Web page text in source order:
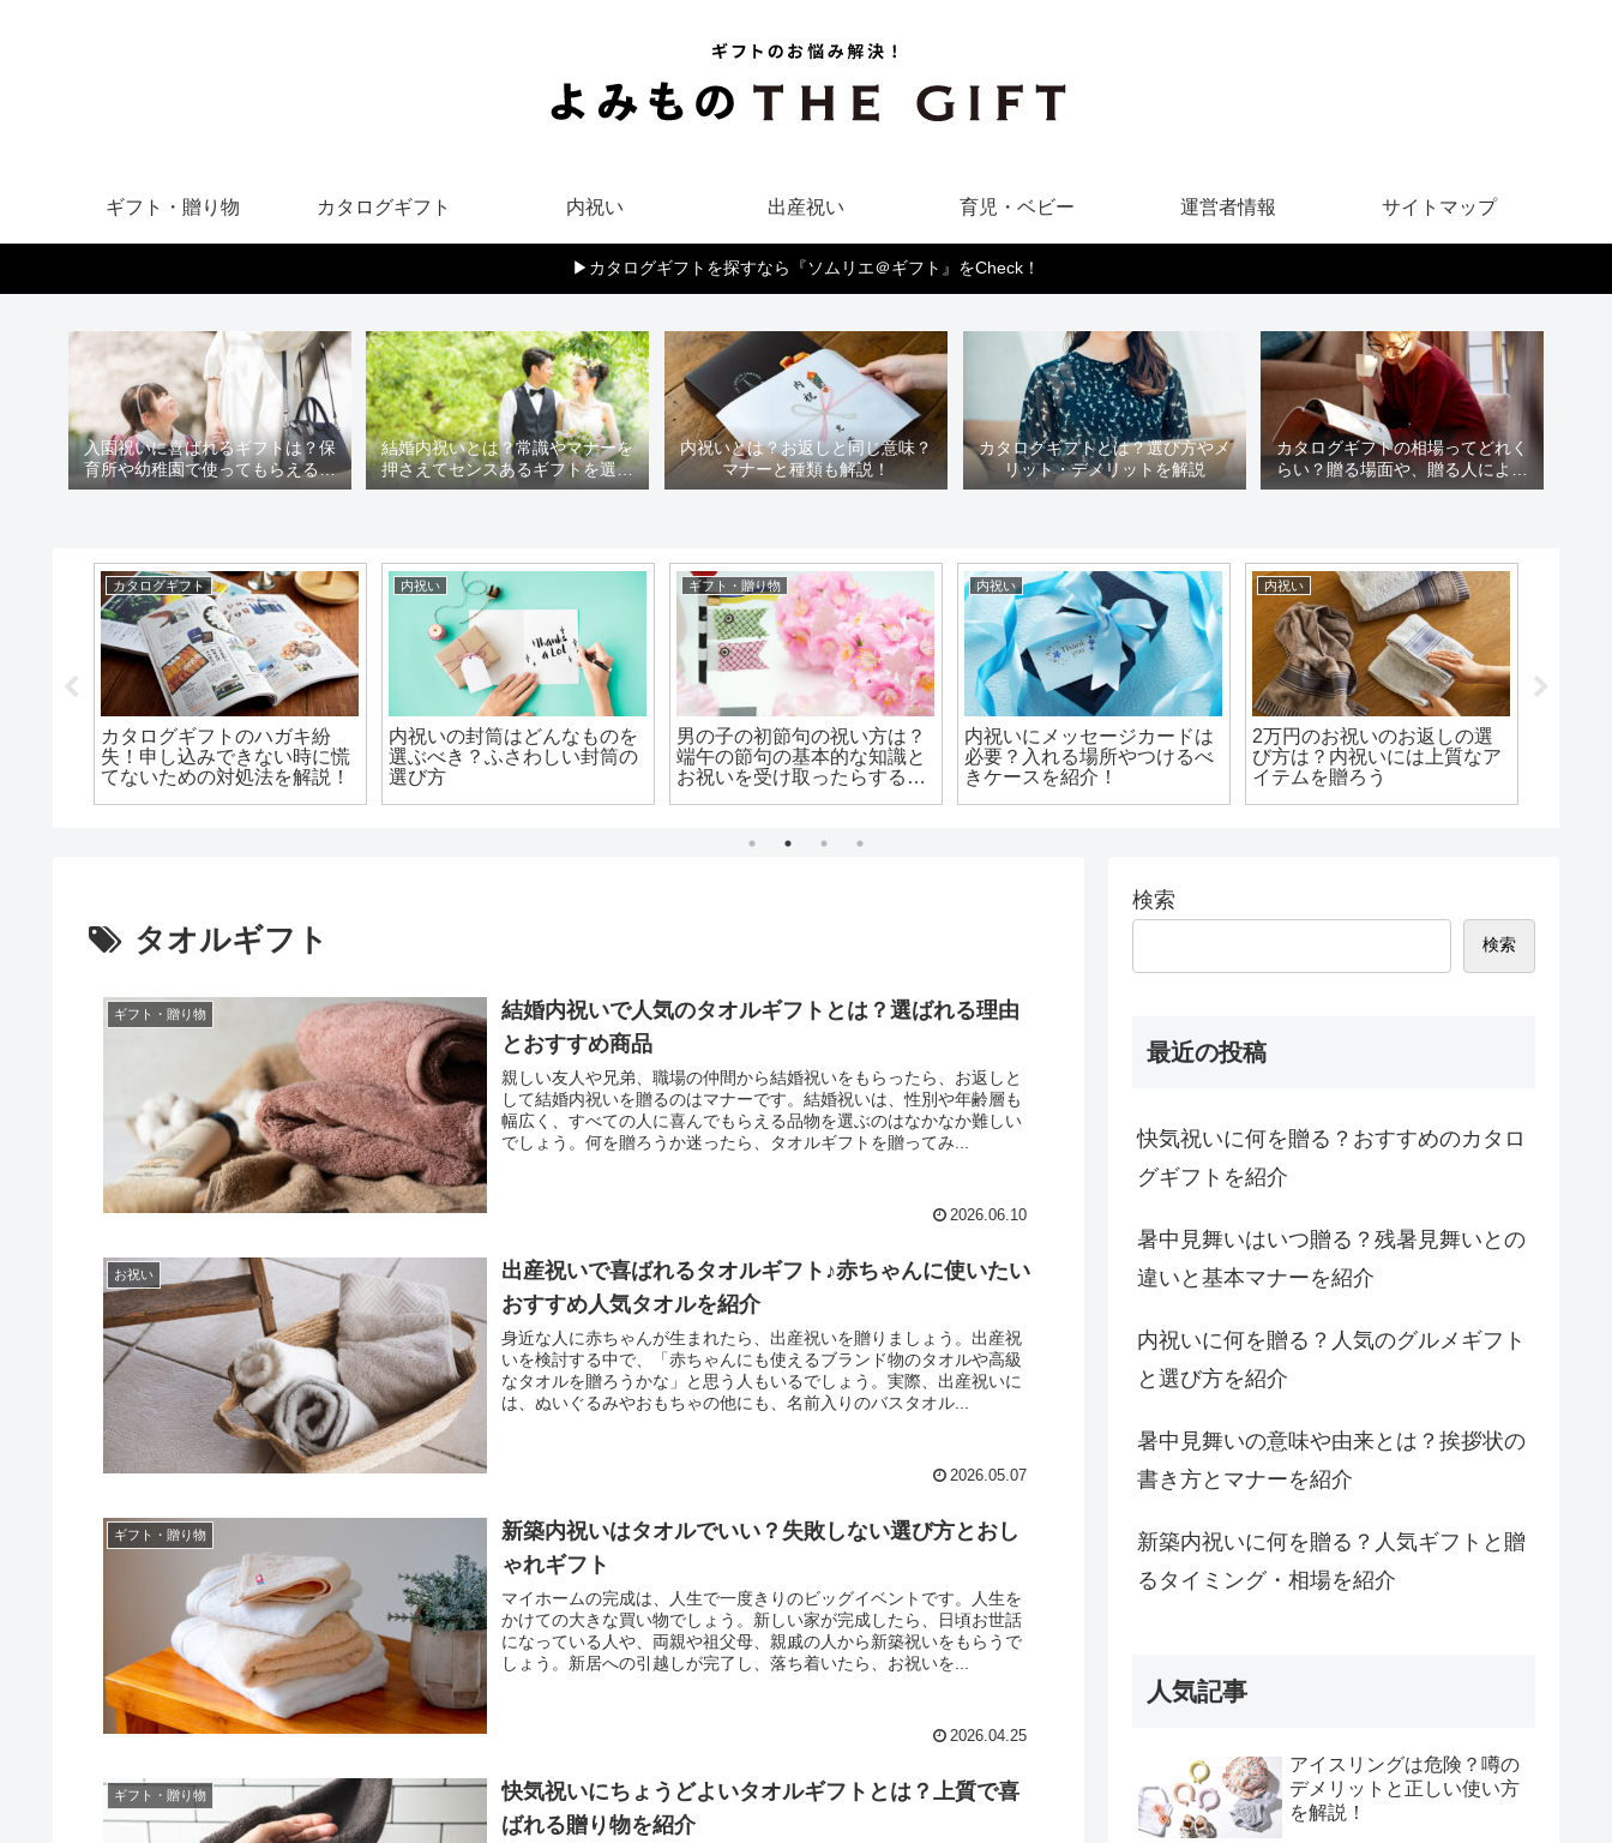
ギフト・贈り物 カタログギフト 内祝い 出産祝い 育児・ベビー 運営者情報 サイトマップ
▶︎カタログギフトを探すなら『ソムリエ＠ギフト』をCheck！
入園祝いに喜ばれるギフトは？保
育所や幼稚園で使ってもらえるア
イテムを贈ろう
結婚内祝いとは？常識やマナーを
押さえてセンスあるギフトを選ぼ
う
内祝いとは？お返しと同じ意味？
マナーと種類も解説！
カタログギフトとは？選び方やメ
リット・デメリットを解説
カタログギフトの相場ってどれく
らい？贈る場面や、贈る人による
違いは？
カタログギフト
カタログギフトのハガキ紛
失！申し込みできない時に慌
てないための対処法を解説！
内祝い
内祝いの封筒はどんなものを
選ぶべき？ふさわしい封筒の
選び方
ギフト・贈り物
男の子の初節句の祝い方は？
端午の節句の基本的な知識と
お祝いを受け取ったらするべ
内祝い
内祝いにメッセージカードは
必要？入れる場所やつけるべ
きケースを紹介！
内祝い
2万円のお祝いのお返しの選
び方は？内祝いには上質なア
イテムを贈ろう
タオルギフト
ギフト・贈り物
結婚内祝いで人気のタオルギフトとは？選ばれる理由
とおすすめ商品
親しい友人や兄弟、職場の仲間から結婚祝いをもらったら、お返しと
して結婚内祝いを贈るのはマナーです。結婚祝いは、性別や年齢層も
幅広く、すべての人に喜んでもらえる品物を選ぶのはなかなか難しい
でしょう。何を贈ろうか迷ったら、タオルギフトを贈ってみ...
2026.06.10
お祝い
出産祝いで喜ばれるタオルギフト♪赤ちゃんに使いたい
おすすめ人気タオルを紹介
身近な人に赤ちゃんが生まれたら、出産祝いを贈りましょう。出産祝
いを検討する中で、「赤ちゃんにも使えるブランド物のタオルや高級
なタオルを贈ろうかな」と思う人もいるでしょう。実際、出産祝いに
は、ぬいぐるみやおもちゃの他にも、名前入りのバスタオル...
2026.05.07
ギフト・贈り物
新築内祝いはタオルでいい？失敗しない選び方とおし
ゃれギフト
マイホームの完成は、人生で一度きりのビッグイベントです。人生を
かけての大きな買い物でしょう。新しい家が完成したら、日頃お世話
になっている人や、両親や祖父母、親戚の人から新築祝いをもらうで
しょう。新居への引越しが完了し、落ち着いたら、お祝いを...
2026.04.25
ギフト・贈り物
快気祝いにちょうどよいタオルギフトとは？上質で喜
ばれる贈り物を紹介
検索
検索
最近の投稿
快気祝いに何を贈る？おすすめのカタロ
グギフトを紹介
暑中見舞いはいつ贈る？残暑見舞いとの
違いと基本マナーを紹介
内祝いに何を贈る？人気のグルメギフト
と選び方を紹介
暑中見舞いの意味や由来とは？挨拶状の
書き方とマナーを紹介
新築内祝いに何を贈る？人気ギフトと贈
るタイミング・相場を紹介
人気記事
アイスリングは危険？噂の
デメリットと正しい使い方
を解説！